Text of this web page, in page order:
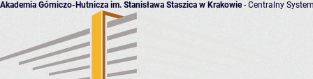
Akademia Górniczo-Hutnicza im. Stanisława Staszica w Krakowie- Centralny